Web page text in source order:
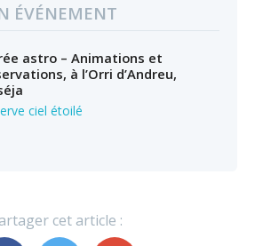
ÉVÉNEMENT
astro – Animations et
à l’Orri d’Andreu,
ciel étoilé
cet article :